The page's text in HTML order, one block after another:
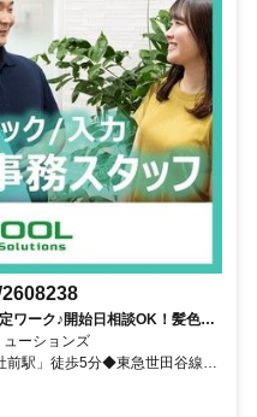
ワーク♪開始日相談OK！髪色・
ーションズ
前駅」徒歩5分◆東急世田谷線